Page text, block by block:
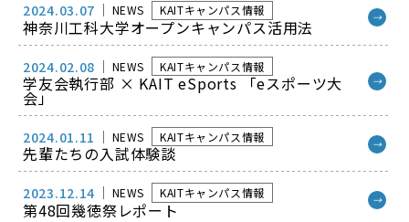
2024.03.07 NEWS KAITキャンパス情報
神奈川工科大学オープンキャンパス活用法 →
2024.02.08 NEWS KAITキャンパス情報
学友会執行部 × KAIT eSports 「eスポーツ大
会」
→
2024.01.11 NEWS KAITキャンパス情報
先輩たちの入試体験談 →
2023.12.14 NEWS KAITキャンパス情報
第48回幾徳祭レポート →